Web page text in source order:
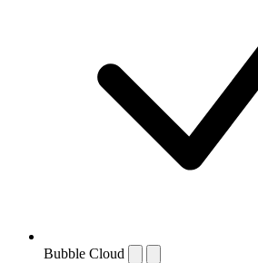
Bubble Cloud